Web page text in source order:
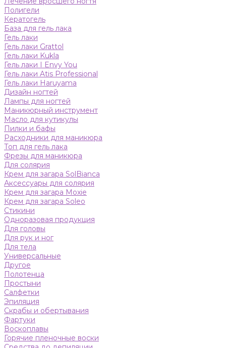
Полигели
Кератогель
База для гель лака
Гель лаки
Гель лаки Grattol
Гель лаки Kukla
Гель лаки I Envy You
Гель лаки Atis Professional
Гель лаки Haruyama
Дизайн ногтей
Лампы для ногтей
Маникюрный инструмент
Масло для кутикулы
Пилки и бафы
Расходники для маникюра
Топ для гель лака
Фрезы для маникюра
Для солярия
Крем для загара SolBianca
Аксессуары для солярия
Крем для загара Moxie
Крем для загара Soleo
Стикини
Одноразовая продукция
Для головы
Для рук и ног
Для тела
Универсальные
Другое
Полотенца
Простыни
Салфетки
Эпиляция
Скрабы и обертывания
Фартуки
Воскоплавы
Горячие пленочные воски